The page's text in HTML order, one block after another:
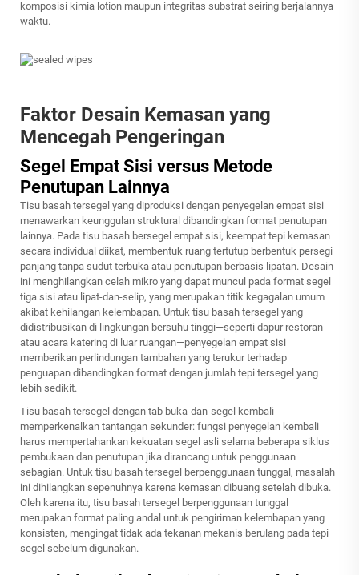
komposisi kimia lotion maupun integritas substrat seiring berjalannya
waktu.
Faktor Desain Kemasan yang
Mencegah Pengeringan
Segel Empat Sisi versus Metode
Penutupan Lainnya
Tisu basah tersegel yang diproduksi dengan penyegelan empat sisi
menawarkan keunggulan struktural dibandingkan format penutupan
lainnya. Pada tisu basah bersegel empat sisi, keempat tepi kemasan
secara individual diikat, membentuk ruang tertutup berbentuk persegi
panjang tanpa sudut terbuka atau penutupan berbasis lipatan. Desain
ini menghilangkan celah mikro yang dapat muncul pada format segel
tiga sisi atau lipat-dan-selip, yang merupakan titik kegagalan umum
akibat kehilangan kelembapan. Untuk tisu basah tersegel yang
didistribusikan di lingkungan bersuhu tinggi—seperti dapur restoran
atau acara katering di luar ruangan—penyegelan empat sisi
memberikan perlindungan tambahan yang terukur terhadap
penguapan dibandingkan format dengan jumlah tepi tersegel yang
lebih sedikit.
Tisu basah tersegel dengan tab buka-dan-segel kembali
memperkenalkan tantangan sekunder: fungsi penyegelan kembali
harus mempertahankan kekuatan segel asli selama beberapa siklus
pembukaan dan penutupan jika dirancang untuk penggunaan
sebagian. Untuk tisu basah tersegel berpenggunaan tunggal, masalah
ini dihilangkan sepenuhnya karena kemasan dibuang setelah dibuka.
Oleh karena itu, tisu basah tersegel berpenggunaan tunggal
merupakan format paling andal untuk pengiriman kelembapan yang
konsisten, mengingat tidak ada tekanan mekanis berulang pada tepi
segel sebelum digunakan.